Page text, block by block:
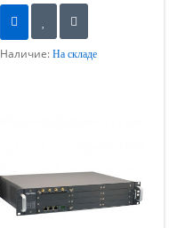
Наличие: На складе